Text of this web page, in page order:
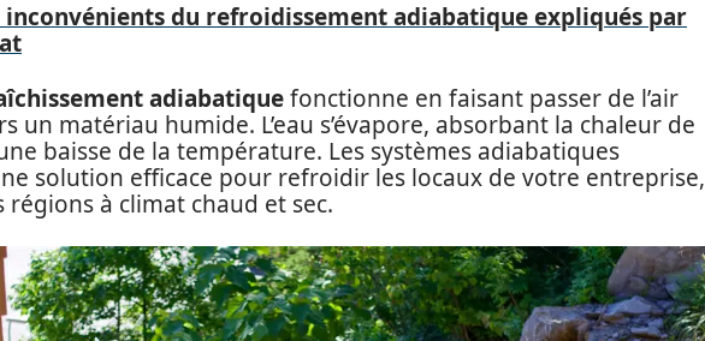
inconvénients du refroidissement adiabatique expliqués par
adiabatiquefonctionne en faisant passer de l’air
un matériau humide. L’eau s’évapore, absorbant la chaleur de
baisse de la température. Les systèmes adiabatiques
solution efficace pour refroidir les locaux de votre entreprise,
à climat chaud et sec.